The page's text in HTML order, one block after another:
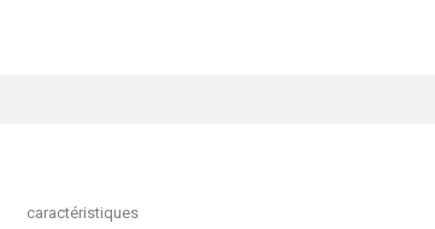
caractéristiques